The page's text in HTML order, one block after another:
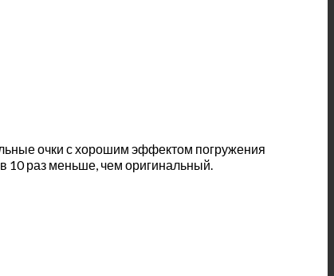
очки с хорошим эффектом погружения
10 раз меньше, чем оригинальный.